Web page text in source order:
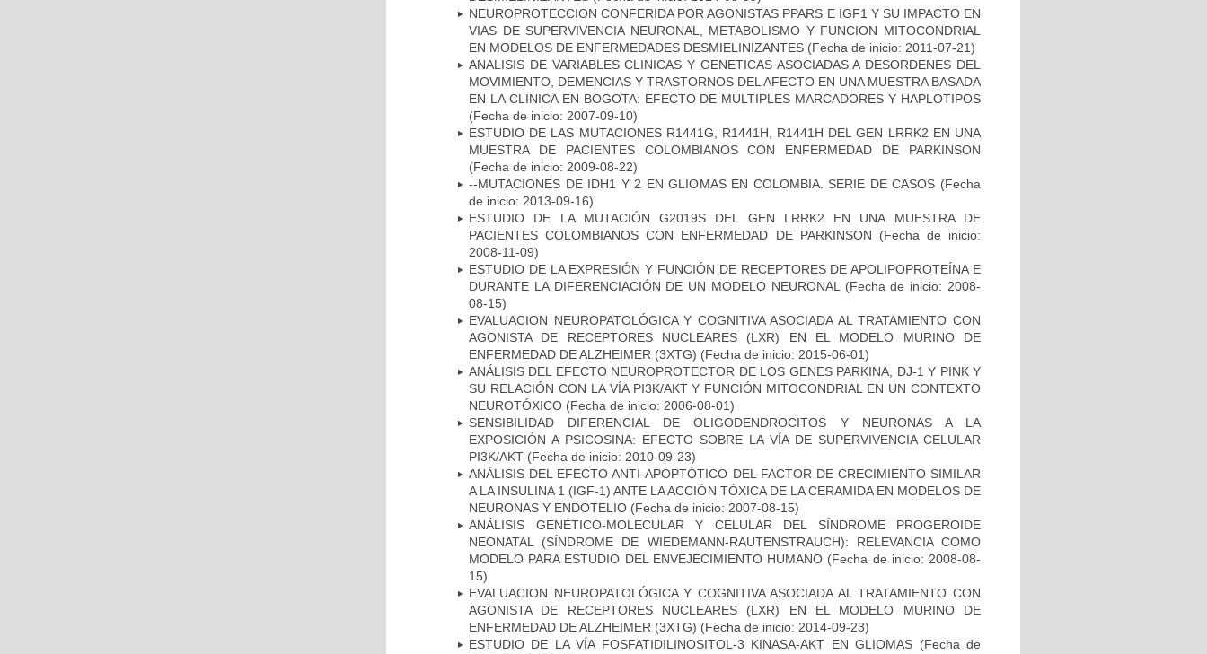
NEUROPROTECCION CONFERIDA POR AGONISTAS PPARS E IGF1 Y SU IMPACTO EN
VIAS DE SUPERVIVENCIA NEURONAL, METABOLISMO Y FUNCION MITOCONDRIAL
EN MODELOS DE ENFERMEDADES DESMIELINIZANTES (Fecha de inicio: 2011-07-21)
ANALISIS DE VARIABLES CLINICAS Y GENETICAS ASOCIADAS A DESORDENES DEL
MOVIMIENTO, DEMENCIAS Y TRASTORNOS DEL AFECTO EN UNA MUESTRA BASADA
EN LA CLINICA EN BOGOTA: EFECTO DE MULTIPLES MARCADORES Y HAPLOTIPOS
(Fecha de inicio: 2007-09-10)
ESTUDIO DE LAS MUTACIONES R1441G, R1441H, R1441H DEL GEN LRRK2 EN UNA
MUESTRA DE PACIENTES COLOMBIANOS CON ENFERMEDAD DE PARKINSON
(Fecha de inicio: 2009-08-22)
--MUTACIONES DE IDH1 Y 2 EN GLIOMAS EN COLOMBIA. SERIE DE CASOS (Fecha
de inicio: 2013-09-16)
ESTUDIO DE LA MUTACIÓN G2019S DEL GEN LRRK2 EN UNA MUESTRA DE
PACIENTES COLOMBIANOS CON ENFERMEDAD DE PARKINSON (Fecha de inicio:
2008-11-09)
ESTUDIO DE LA EXPRESIÓN Y FUNCIÓN DE RECEPTORES DE APOLIPOPROTEÍNA E
DURANTE LA DIFERENCIACIÓN DE UN MODELO NEURONAL
(Fecha de inicio: 2008-
08-15)
EVALUACION NEUROPATOLÓGICA Y COGNITIVA ASOCIADA AL TRATAMIENTO CON
AGONISTA DE RECEPTORES NUCLEARES (LXR) EN EL MODELO MURINO DE
ENFERMEDAD DE ALZHEIMER (3XTG) (Fecha de inicio: 2015-06-01)
ANÁLISIS DEL EFECTO NEUROPROTECTOR DE LOS GENES PARKINA, DJ-1 Y PINK Y
SU RELACIÓN CON LA VÍA PI3K/AKT Y FUNCIÓN MITOCONDRIAL EN UN CONTEXTO
NEUROTÓXICO (Fecha de inicio: 2006-08-01)
SENSIBILIDAD DIFERENCIAL DE OLIGODENDROCITOS Y NEURONAS A LA
EXPOSICIÓN A PSICOSINA: EFECTO SOBRE LA VÍA DE SUPERVIVENCIA CELULAR
PI3K/AKT (Fecha de inicio: 2010-09-23)
ANÁLISIS DEL EFECTO ANTI-APOPTÓTICO DEL FACTOR DE CRECIMIENTO SIMILAR
A LA INSULINA 1 (IGF-1) ANTE LA ACCIÓN TÓXICA DE LA CERAMIDA EN MODELOS DE
NEURONAS Y ENDOTELIO (Fecha de inicio: 2007-08-15)
ANÁLISIS GENÉTICO-MOLECULAR Y CELULAR DEL SÍNDROME PROGEROIDE
NEONATAL (SÍNDROME DE WIEDEMANN-RAUTENSTRAUCH): RELEVANCIA COMO
MODELO PARA ESTUDIO DEL ENVEJECIMIENTO HUMANO (Fecha de inicio: 2008-08-
15)
EVALUACION NEUROPATOLÓGICA Y COGNITIVA ASOCIADA AL TRATAMIENTO CON
AGONISTA DE RECEPTORES NUCLEARES (LXR) EN EL MODELO MURINO DE
ENFERMEDAD DE ALZHEIMER (3XTG) (Fecha de inicio: 2014-09-23)
ESTUDIO DE LA VÍA FOSFATIDILINOSITOL-3 KINASA-AKT EN GLIOMAS (Fecha de